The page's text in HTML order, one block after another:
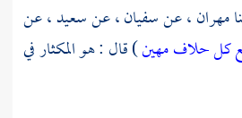
مهران ،عنسفيان ،عنسعيد ،عن
كل حلاف مهين) قال : هو المكثار في